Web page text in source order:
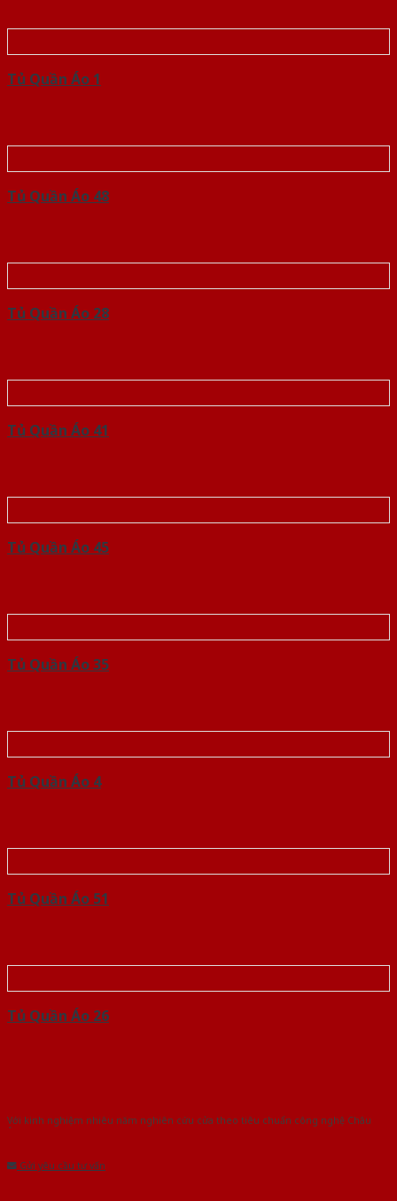
Tủ Quần Áo 1
Tủ Quần Áo 48
Tủ Quần Áo 28
Tủ Quần Áo 41
Tủ Quần Áo 45
Tủ Quần Áo 35
Tủ Quần Áo 4
Tủ Quần Áo 51
Tủ Quần Áo 26
Với kinh nghiệm nhiêu năm nghiên cứu cửa theo tiêu chuẩn công nghệ Châu
Âu.Chúng tôi tự tin là nhà sản xuất & cung cấp hàng đầu tại Việt Nam!
Gửi yêu cầu tư vấn